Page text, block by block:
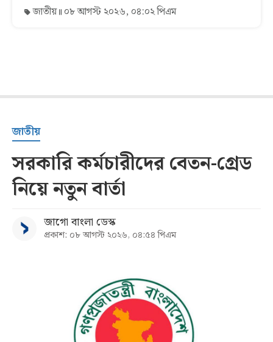
জাতীয় ০৮ আগস্ট ২০২৬, ০৪:০২ পিএম
জাতীয়
সরকারি কর্মচারীদের বেতন-গ্রেড
নিয়ে নতুন বার্তা
জাগো বাংলা ডেস্ক
প্রকাশ: ০৮ আগস্ট ২০২৬, ০৪:৫৪ পিএম